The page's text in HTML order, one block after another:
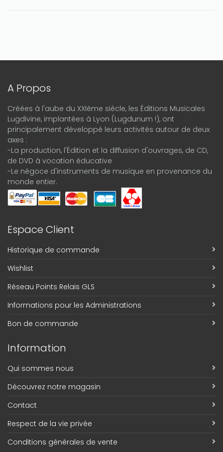
A Propos
Créées à l'aube du XXIème siècle, les Éditions Musicales
Lugdivine, implantées à Lyon (Lugdunum !), ont
principalement développé leurs activités autour de deux
axes :
-La production, l'Édition et la diffusion d'ouvrages, de CD,
de DVD à vocation éducative
-Le négoce d'instruments de musique en provenance du
monde entier.
Espace Client
Historique de commande
Wishlist
Réseau Points Relais GLS
Informations pour les Administrations
Bon de commande
Information
Qui sommes nous
Découvrez notre magasin
Contact
Respect de la vie privée
Conditions générales de vente